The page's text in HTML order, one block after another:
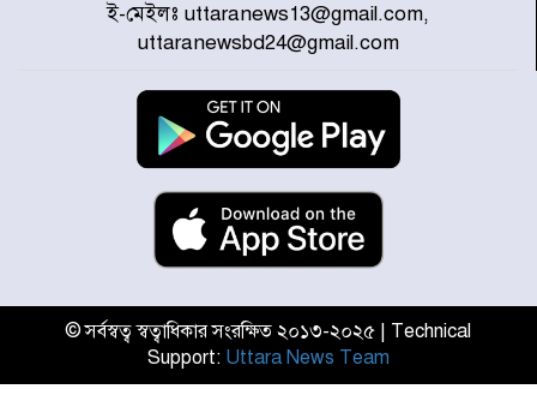
জুলাই জাদুঘর ঘুরে দেখলেন এনসিপি
যুক্তরাষ্ট্রে দাবানল নেভাতে গিয়ে
হেলিকপ্টার বিধ্বস্ত, নিহত ১
মজুদদারের সর্বোচ্চ শাস্তি মৃত্যুদণ্ড, তাই
আন্তর্জাতিক আদিবাসী দিবস: রাষ্ট্রের
ই-মেইলঃ uttaranews13@gmail.com,
uttaranewsbd24@gmail.com
© সর্বস্বত্ব স্বত্বাধিকার সংরক্ষিত ২০১৩-২০২৫ | Technical
Support: Uttara News Team